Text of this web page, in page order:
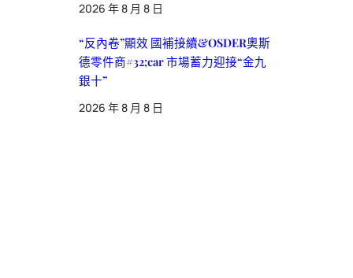
2026 年 8 月 8 日
“反內卷”顯效 國補接續&OSDER奧斯
德零件商#32;car 市場蓄力迎接“金九
銀十”
2026 年 8 月 8 日